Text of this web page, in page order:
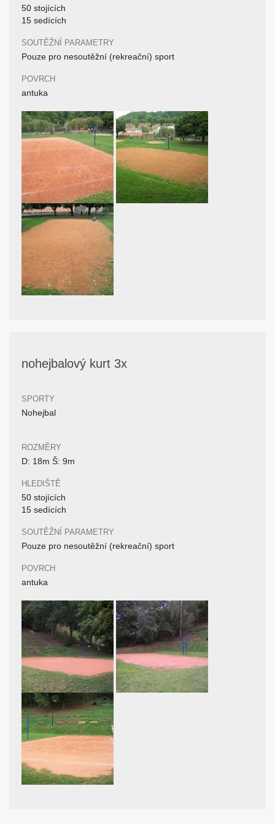
50 stojících
15 sedících
SOUTĚŽNÍ PARAMETRY
Pouze pro nesoutěžní (rekreační) sport
POVRCH
antuka
nohejbalový kurt 3x
SPORTY
Nohejbal
ROZMĚRY
D: 18m Š: 9m
HLEDIŠTĚ
50 stojících
15 sedících
SOUTĚŽNÍ PARAMETRY
Pouze pro nesoutěžní (rekreační) sport
POVRCH
antuka